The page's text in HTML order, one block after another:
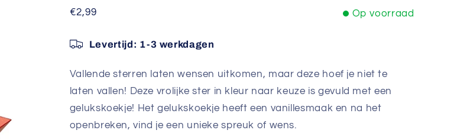
Normale
€2,99 Op voorraad
Levertijd: 1-3 werkdagen
Vallende sterren laten wensen uitkomen, maar deze hoef je niet te
laten vallen! Deze vrolijke ster in kleur naar keuze is gevuld met een
gelukskoekje! Het gelukskoekje heeft een vanillesmaak en na het
openbreken, vind je een unieke spreuk of wens.